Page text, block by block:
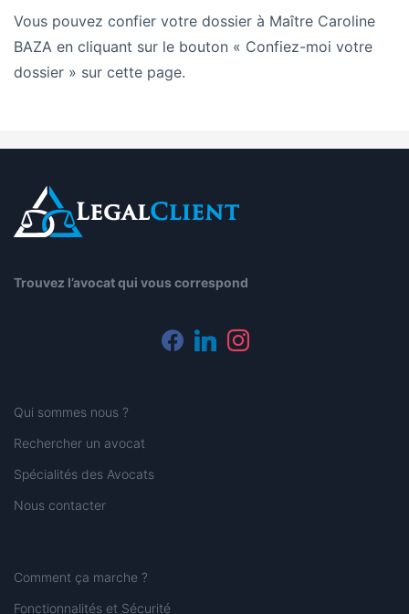
Vous pouvez confier votre dossier à Maître Caroline
BAZA en cliquant sur le bouton « Confiez-moi votre
dossier » sur cette page.
Trouvez l’avocat qui vous correspond
facebooklinkedininstagram
Qui sommes nous ?
Rechercher un avocat
Spécialités des Avocats
Nous contacter
Comment ça marche ?
Fonctionnalités et Sécurité